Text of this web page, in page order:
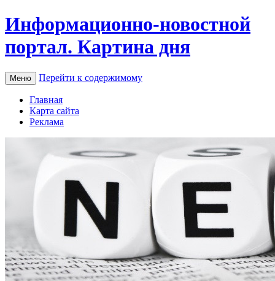
Информационно-новостной
портал. Картина дня
Меню Перейти к содержимому
Главная
Карта сайта
Реклама